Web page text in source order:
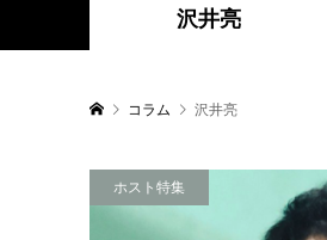
沢井亮
コラム 沢井亮
ホスト特集